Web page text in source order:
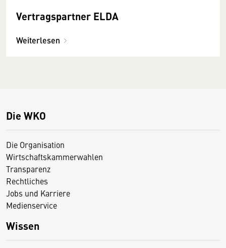
Vertragspartner ELDA
Weiterlesen
Die WKO
Die Organisation
Wirtschaftskammerwahlen
Transparenz
Rechtliches
Jobs und Karriere
Medienservice
Wissen